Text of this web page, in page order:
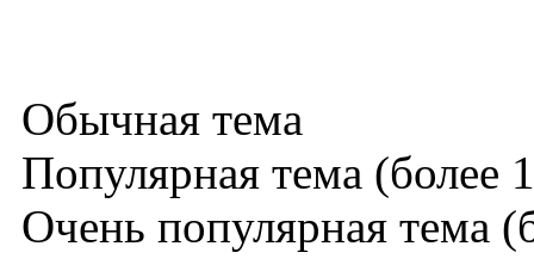
Обычная тема
Популярная тема (более
Очень популярная тема